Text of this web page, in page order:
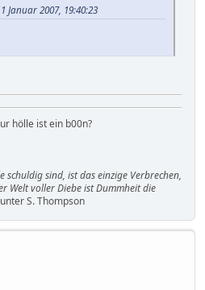
Januar 2007, 19:40:23
hölle ist ein b00n?
schuldig sind, ist das einzige Verbrechen,
Welt voller Diebe ist Dummheit die
S. Thompson